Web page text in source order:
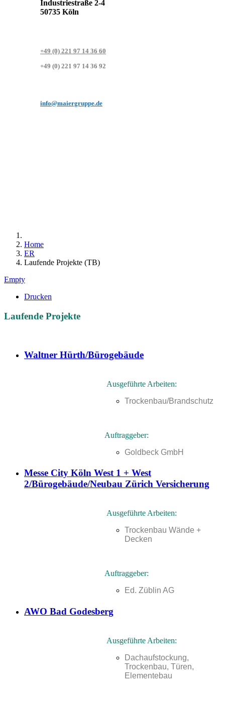
Industriestraße 2-4
50735 Köln
+49 (0) 221 97 14 36 60
+49 (0) 221 97 14 36 92
info@maiergruppe.de
Home
ER
Laufende Projekte (TB)
Empty
Drucken
Laufende Projekte
Waltner Hürth/Bürogebäude
Ausgeführte Arbeiten:
Trockenbau/Brandschutz
Auftraggeber:
Goldbeck GmbH
Messe City Köln West 1 + West
2/Bürogebäude/Neubau Zürich Versicherung
Ausgeführte Arbeiten:
Trockenbau Wände +
Decken
Auftraggeber:
Ed. Züblin AG
AWO Bad Godesberg
Ausgeführte Arbeiten:
Dachaufstockung,
Trockenbau, Türen,
Elementebau